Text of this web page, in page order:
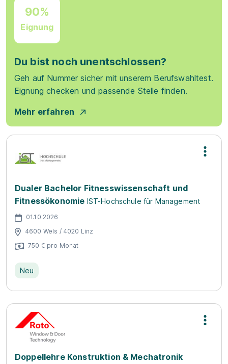
90%
Eignung
Du bist noch unentschlossen?
Geh auf Nummer sicher mit unserem Berufswahltest.
Eignung checken und passende Stelle finden.
Mehr erfahren
Dualer Bachelor Fitnesswissenschaft und
Fitnessökonomie IST-Hochschule für Management
01.10.2026
4600 Wels / 4020 Linz
750 € pro Monat
Neu
Doppellehre Konstruktion & Mechatronik